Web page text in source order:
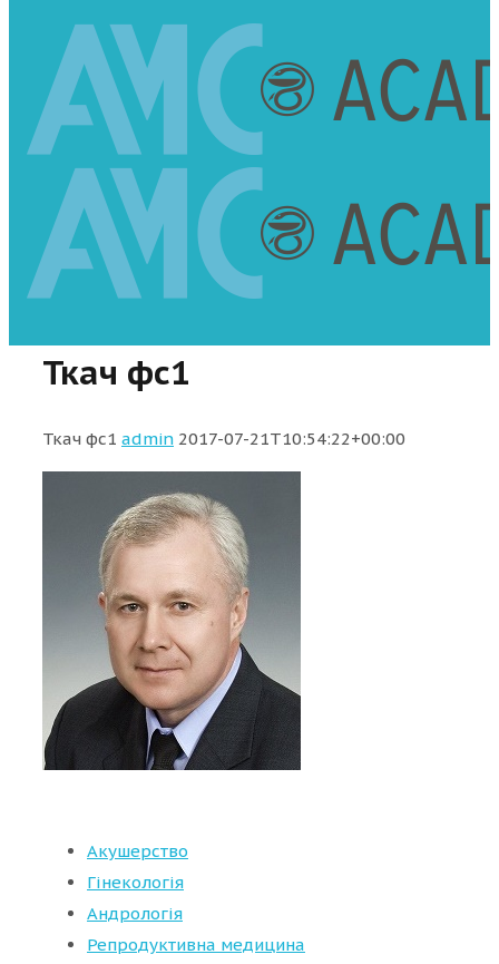
Ткач фс1
Ткач фс1 admin 2017-07-21T10:54:22+00:00
Акушерство
Гінекологія
Андрологія
Репродуктивна медицина